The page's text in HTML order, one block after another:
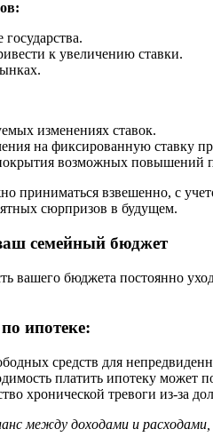
к увеличению ставки.
изменениях ставок.
на фиксированную ставку
возможных повышений
приниматься взвешенно, с
сюрпризов в будущем.
семейный бюджет
вашего бюджета постоянно
ипотеке:
средств для
платить ипотеку может
хронической тревоги из-за
между доходами и